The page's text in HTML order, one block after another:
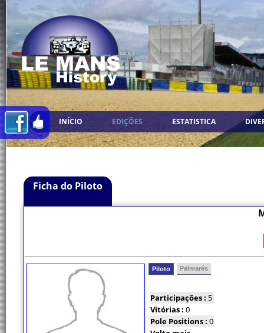
INÍCIO EDIÇÕES ESTATISTICA
Ficha do Piloto
Piloto Palmarés
Participações : 5
Vitórias : 0
Pole Positions : 0